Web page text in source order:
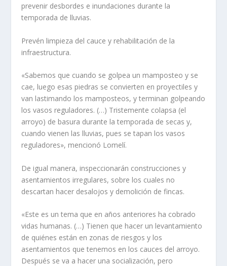
prevenir desbordes e inundaciones durante la
temporada de lluvias.
Prevén limpieza del cauce y rehabilitación de la
infraestructura.
«Sabemos que cuando se golpea un mamposteo y se
cae, luego esas piedras se convierten en proyectiles y
van lastimando los mamposteos, y terminan golpeando
los vasos reguladores. (…) Tristemente colapsa (el
arroyo) de basura durante la temporada de secas y,
cuando vienen las lluvias, pues se tapan los vasos
reguladores», mencionó Lomelí.
De igual manera, inspeccionarán construcciones y
asentamientos irregulares, sobre los cuales no
descartan hacer desalojos y demolición de fincas.
«Este es un tema que en años anteriores ha cobrado
vidas humanas. (…) Tienen que hacer un levantamiento
de quiénes están en zonas de riesgos y los
asentamientos que tenemos en los cauces del arroyo.
Después se va a hacer una socialización, pero